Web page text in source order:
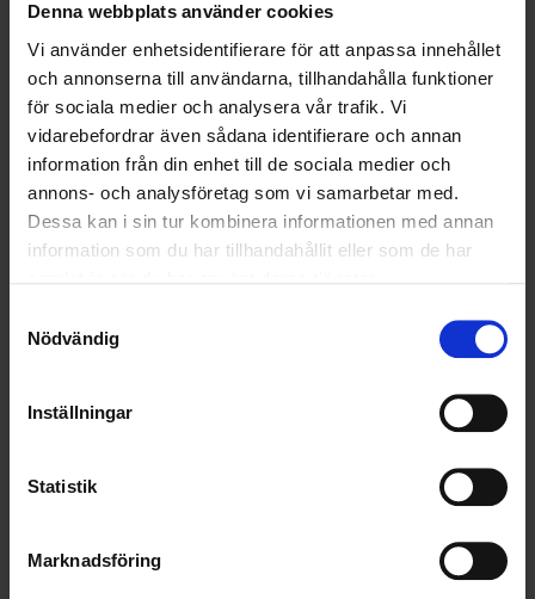
Denna webbplats använder cookies
Vi använder enhetsidentifierare för att anpassa innehållet
och annonserna till användarna, tillhandahålla funktioner
för sociala medier och analysera vår trafik. Vi
vidarebefordrar även sådana identifierare och annan
information från din enhet till de sociala medier och
annons- och analysföretag som vi samarbetar med.
Dessa kan i sin tur kombinera informationen med annan
information som du har tillhandahållit eller som de har
Nödvändig
Inställningar
Statistik
Marknadsföring
OHLSSONS REGION VÄST
OHLSSONSKOLLEGOR
RENHÅLLNING
SOCIALT ANSVAR